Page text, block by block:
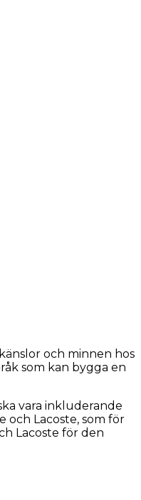
och minnen hos
som kan bygga en
vara inkluderande
och Lacoste, som för
Lacoste för den